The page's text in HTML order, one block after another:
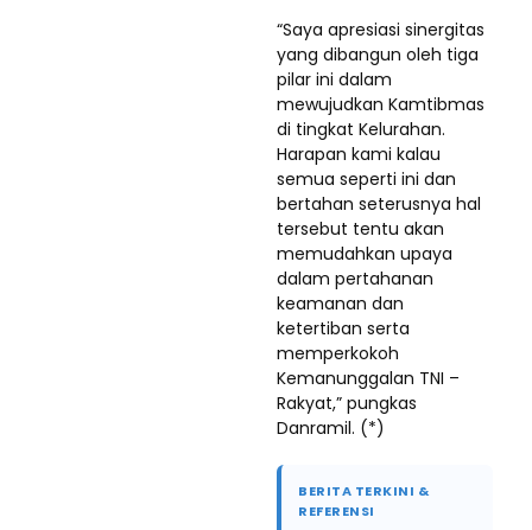
“Saya apresiasi sinergitas
yang dibangun oleh tiga
pilar ini dalam
mewujudkan Kamtibmas
di tingkat Kelurahan.
Harapan kami kalau
semua seperti ini dan
bertahan seterusnya hal
tersebut tentu akan
memudahkan upaya
dalam pertahanan
keamanan dan
ketertiban serta
memperkokoh
Kemanunggalan TNI –
Rakyat,” pungkas
Danramil. (*)
BERITA TERKINI &
REFERENSI